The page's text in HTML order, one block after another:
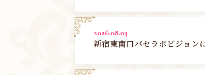
2026.08.03
新宿東南口パセラボビジョン